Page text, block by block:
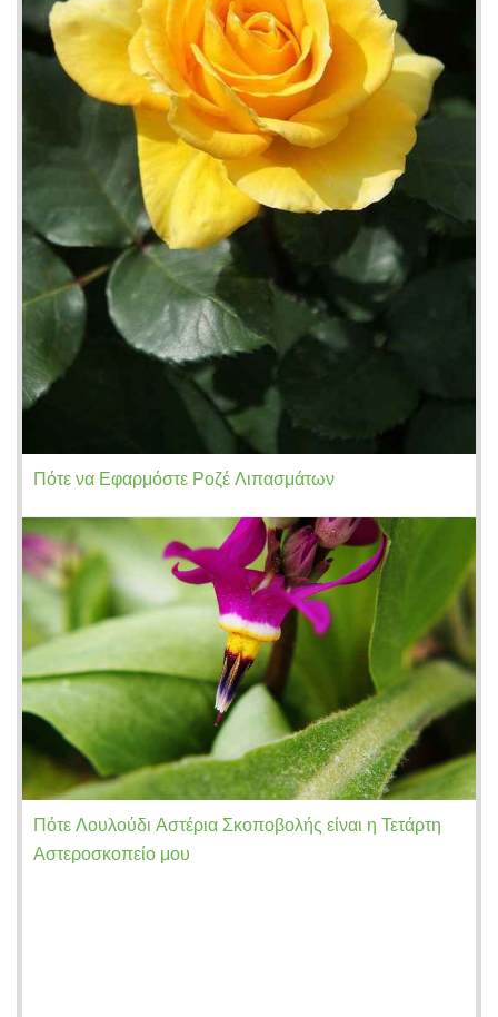
Πότε να Εφαρμόστε Ροζέ Λιπασμάτων
Πότε Λουλούδι Αστέρια Σκοποβολής είναι η Τετάρτη
Αστεροσκοπείο μου